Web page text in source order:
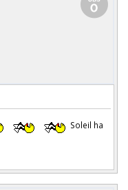
Soleil ha